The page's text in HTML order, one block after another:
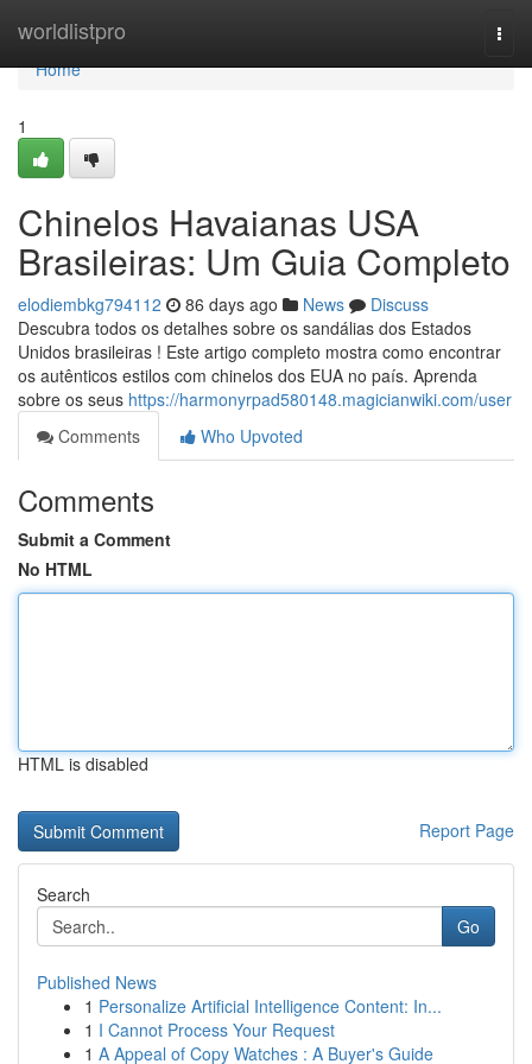
worldlistpro
Home
Home
1
Chinelos Havaianas USA
Brasileiras: Um Guia Completo
elodiembkg794112 86 days ago News
Discuss
Descubra todos os detalhes sobre os sandálias dos Estados
Unidos brasileiras ! Este artigo completo mostra como encontrar
os autênticos estilos com chinelos dos EUA no país. Aprenda
sobre os seus https://harmonyrpad580148.magicianwiki.com/user
Comments
Who Upvoted
Comments
Submit a Comment
No HTML
HTML is disabled
Report Page
Search
Go
Published News
1 Personalize Artificial Intelligence Content: In...
1 I Cannot Process Your Request
1 A Appeal of Copy Watches : A Buyer's Guide